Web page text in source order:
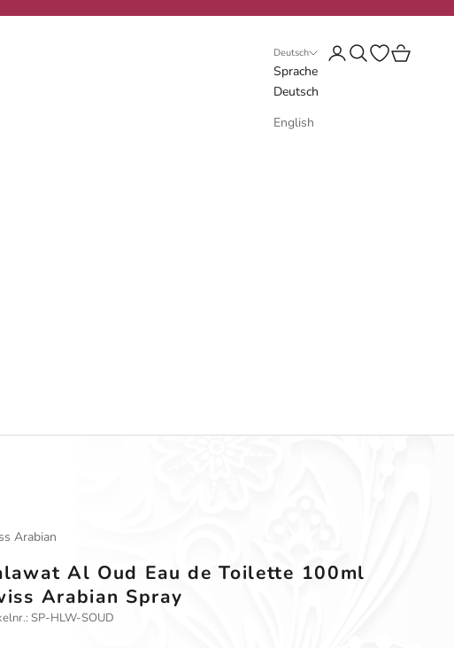
Deutsch
Sprache
Deutsch
English
Anmelden
SuchenWunschliste
Warenkorb
Arabian
Al Oud Eau de Toilette 100ml
Arabian Spray
SP-HLW-SOUD